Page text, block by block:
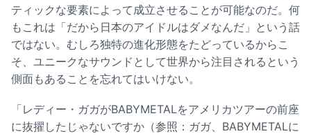
ティックな要素によって成立させることが可能なのだ。何
もこれは「だから日本のアイドルはダメなんだ」という話
ではない。むしろ独特の進化形態をたどっているからこ
そ、ユニークなサウンドとして世界から注目されるという
側面もあることを忘れてはいけない。
「レディー・ガガがBABYMETALをアメリカツアーの前座
に抜擢したじゃないですか（参照： ガガ、BABYMETALに